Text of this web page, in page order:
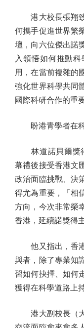
港大校長張翔致
何攜手促進世界繁
壇，向六位傑出諾
入領悟如何推動
用，在當前複雜的
強化世界科學共同
國際科研合作的重
盼港青學者在科
林道諾貝爾獎得
幕禮後接受香港文
政治面臨挑戰、決
得尤為重要，「相
方向，今次非常榮
香港，延續諾獎得
他又指出，香港
與者，除了專業知
習如何抉擇、如何
獲得在科學道路上
港大副校長（大